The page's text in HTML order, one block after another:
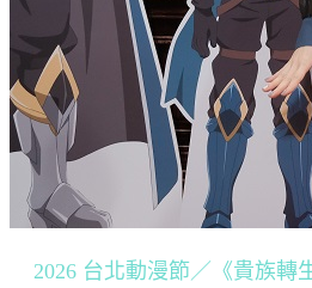
2026 台北動漫節／《貴族轉